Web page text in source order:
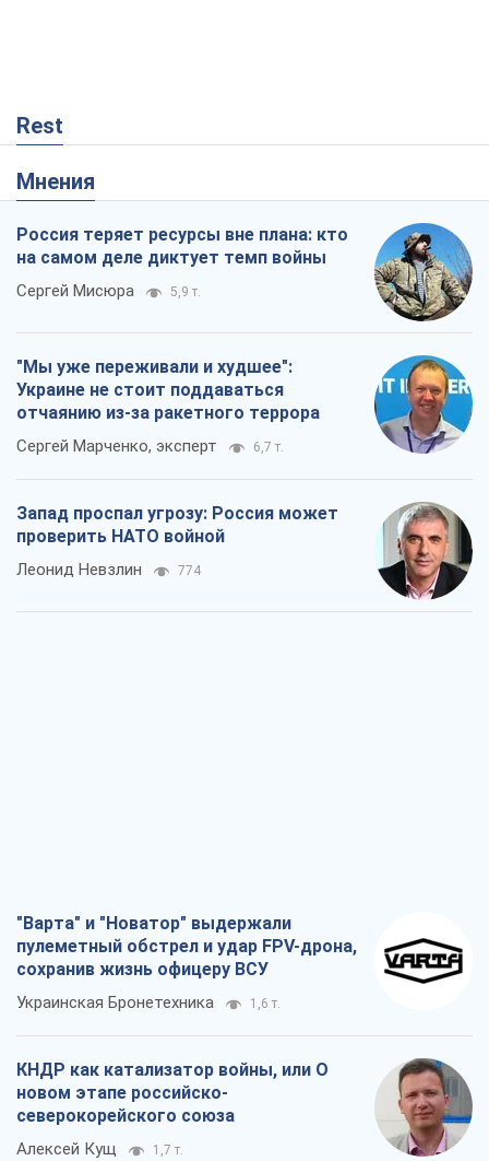
Rest
Мнения
Россия теряет ресурсы вне плана: кто
на самом деле диктует темп войны
Сергей Мисюра 5,9 т.
"Мы уже переживали и худшее":
Украине не стоит поддаваться
отчаянию из-за ракетного террора
Сергей Марченко, эксперт 6,7 т.
Запад проспал угрозу: Россия может
проверить НАТО войной
Леонид Невзлин 774
"Варта" и "Новатор" выдержали
пулеметный обстрел и удар FPV-дрона,
сохранив жизнь офицеру ВСУ
Украинская Бронетехника 1,6 т.
КНДР как катализатор войны, или О
новом этапе российско-
северокорейского союза
Алексей Кущ 1,7 т.